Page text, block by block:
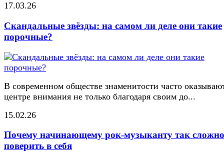
17.03.26
Скандальные звёзды: на самом ли деле они такие
порочные?
В современном обществе знаменитости часто
центре внимания не только благодаря своим до...
15.02.26
Почему начинающему рок-музыканту так сложно
поверить в себя